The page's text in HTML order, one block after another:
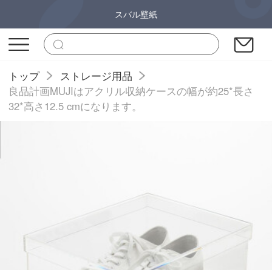
スバル壁紙
トップ
ストレージ用品
良品計画MUJIはアクリル収納ケースの幅が約25*長さ
32*高さ12.5 cmになります。